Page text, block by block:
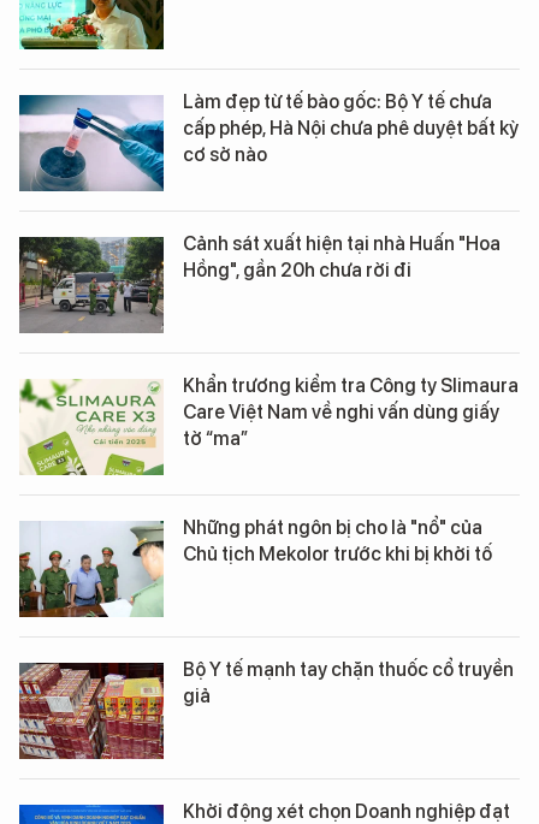
Làm đẹp từ tế bào gốc: Bộ Y tế chưa
cấp phép, Hà Nội chưa phê duyệt bất kỳ
cơ sở nào
Cảnh sát xuất hiện tại nhà Huấn "Hoa
Hồng", gần 20h chưa rời đi
Khẩn trương kiểm tra Công ty Slimaura
Care Việt Nam về nghi vấn dùng giấy
tờ “ma”
Những phát ngôn bị cho là "nổ" của
Chủ tịch Mekolor trước khi bị khởi tố
Bộ Y tế mạnh tay chặn thuốc cổ truyền
giả
Khởi động xét chọn Doanh nghiệp đạt